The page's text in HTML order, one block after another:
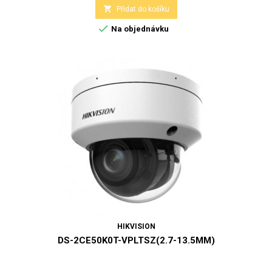
 Přidat do košíku
 Na objednávku
HIKVISION
DS-2CE50K0T-VPLTSZ(2.7-13.5MM)